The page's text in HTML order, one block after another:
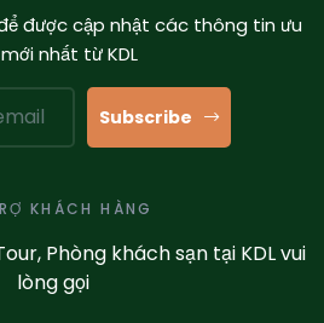
được cập nhật các thông tin ưu
nhất từ KDL
Subscribe
KHÁCH HÀNG
Phòng khách sạn tại KDL vui
lòng gọi